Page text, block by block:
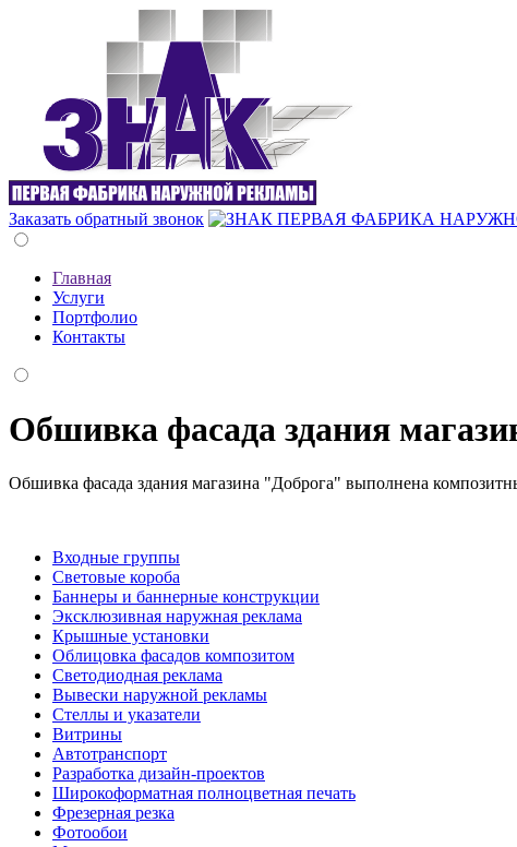
Заказать обратный звонок
Главная
Услуги
Портфолио
Контакты
Обшивка фасада здания
Обшивка фасада здания магазина "Доброга" выполнена
Входные группы
Световые короба
Баннеры и баннерные конструкции
Эксклюзивная наружная реклама
Крышные установки
Облицовка фасадов композитом
Светодиодная реклама
Вывески наружной рекламы
Стеллы и указатели
Витрины
Автотранспорт
Разработка дизайн-проектов
Широкоформатная полноцветная печать
Фрезерная резка
Фотообои